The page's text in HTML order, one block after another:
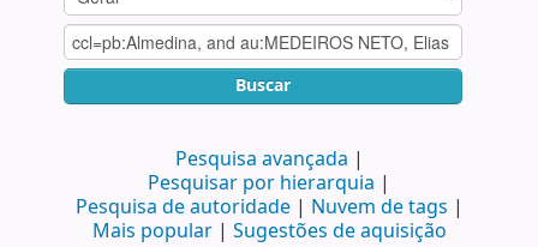
Buscar
Pesquisa avançada
Pesquisar por hierarquia
Pesquisa de autoridade
Nuvem de tags
Mais popular
Sugestões de aquisição